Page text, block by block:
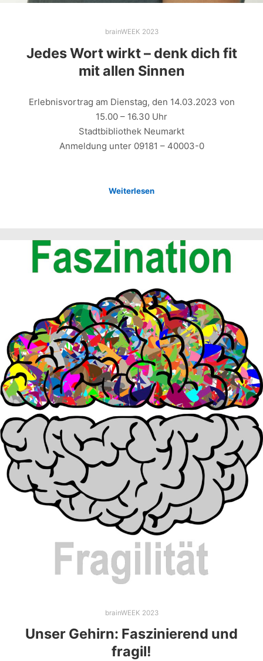
brainWEEK 2023
Jedes Wort wirkt – denk dich fit
mit allen Sinnen
Erlebnisvortrag am Dienstag, den 14.03.2023 von
15.00 – 16.30 Uhr
Stadtbibliothek Neumarkt
Anmeldung unter 09181 – 40003-0
Weiterlesen
brainWEEK 2023
Unser Gehirn: Faszinierend und
fragil!